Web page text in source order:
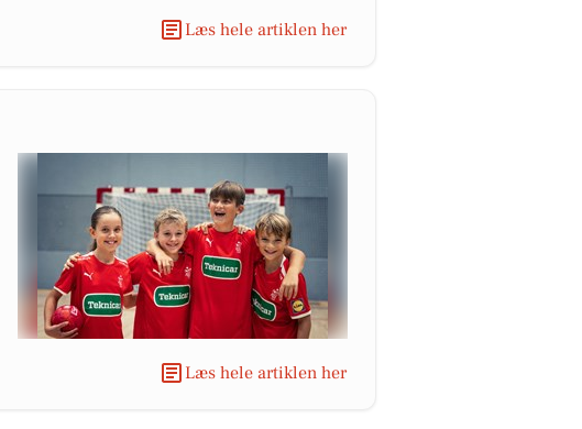
Læs hele artiklen her
Læs hele artiklen her